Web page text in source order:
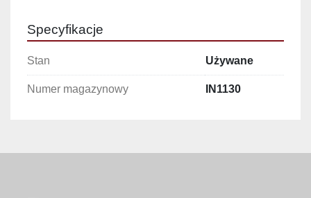
piramidalny kształt – ułatwia swobodny spływ
lekka konstrukcja (30 kg) – łatwy transport i
montaż,
urządzeniami dozującymi.
Specyfikacje
Stan Używane
Numer magazynowy IN1130